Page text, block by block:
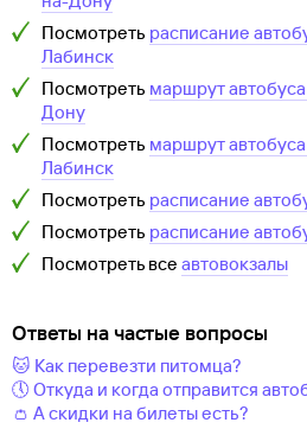
Посмотреть расписание
Лабинск
Посмотреть маршрут автобуса
Дону
Посмотреть маршрут автобуса
Лабинск
Посмотреть расписание
Посмотреть расписание
Посмотреть все автовокзалы
Ответы на частые вопросы
🐱 Как перевезти питомца?
🕔 Откуда и когда отправится
👛 А скидки на билеты есть?